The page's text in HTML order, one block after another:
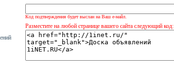
Код подтверждения будет выслан на Ваш е-майл.
Разместите на любой странице вашего сайта следующий код: